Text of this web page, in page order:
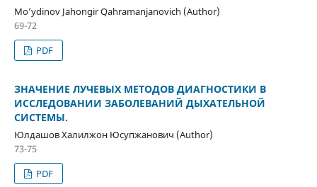
Mo’ydinov Jahongir Qahramanjanovich (Author)
69-72
PDF
ЗНАЧЕНИЕ ЛУЧЕВЫХ МЕТОДОВ ДИАГНОСТИКИ В
ИССЛЕДОВАНИИ ЗАБОЛЕВАНИЙ ДЫХАТЕЛЬНОЙ
СИСТЕМЫ.
Юлдашов Халилжон Юсупжанович (Author)
73-75
PDF